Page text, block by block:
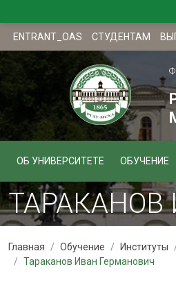
ENTRANT_OAS СТУДЕНТАМ
ОБ УНИВЕРСИТЕТЕ ОБУЧЕНИЕ
Главная Обучение Институты
Тараканов Иван Германович